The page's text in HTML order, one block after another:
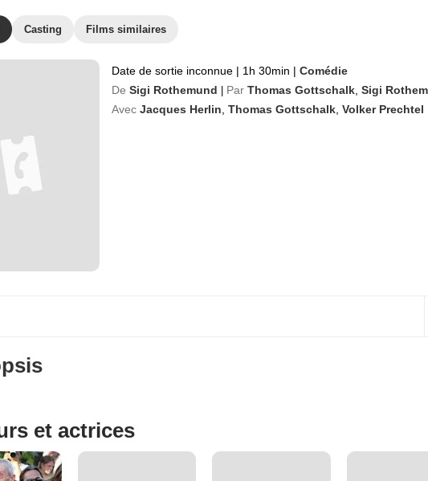
Casting Films similaires
Date de sortie inconnue | 1h 30min | Comédie
De Sigi Rothemund Par Thomas Gottschalk Sigi
Avec Jacques Herlin Thomas Gottschalk Volker Prechtel
et actrices